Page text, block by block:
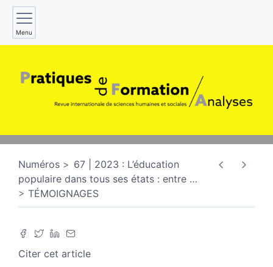
Menu
Numéros
67 | 2023 : L’éducation
populaire dans tous ses états : entre …
TÉMOIGNAGES
Citer cet article